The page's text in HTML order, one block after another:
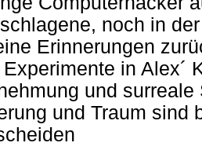
noch in
Erinnerungen
in Alex´
und
und Traum sind